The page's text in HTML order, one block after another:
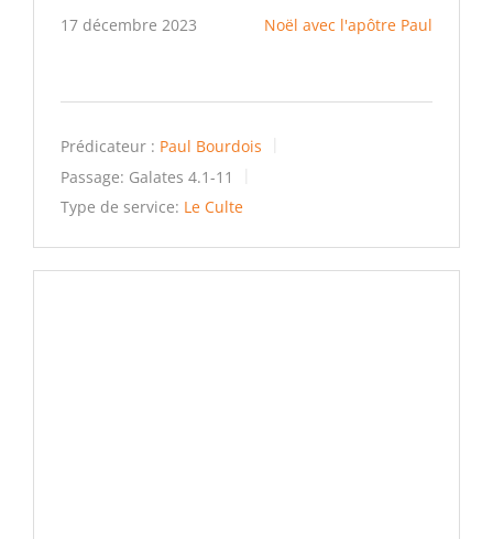
17 décembre 2023 Noël avec l'apôtre Paul
Prédicateur : Paul Bourdois
Passage: Galates 4.1-11
Type de service: Le Culte